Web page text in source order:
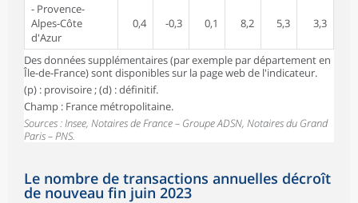
- Provence-
Alpes-Côte
d'Azur
0,4 -0,3 0,1 8,2 5,3 3,3
Des données supplémentaires (par exemple par département en
Île-de-France) sont disponibles sur la page web de l'indicateur.
(p) : provisoire ; (d) : définitif.
Champ : France métropolitaine.
Sources : Insee, Notaires de France – Groupe ADSN, Notaires du Grand
Paris – PNS.
Le nombre de transactions annuelles décroît
de nouveau fin juin 2023